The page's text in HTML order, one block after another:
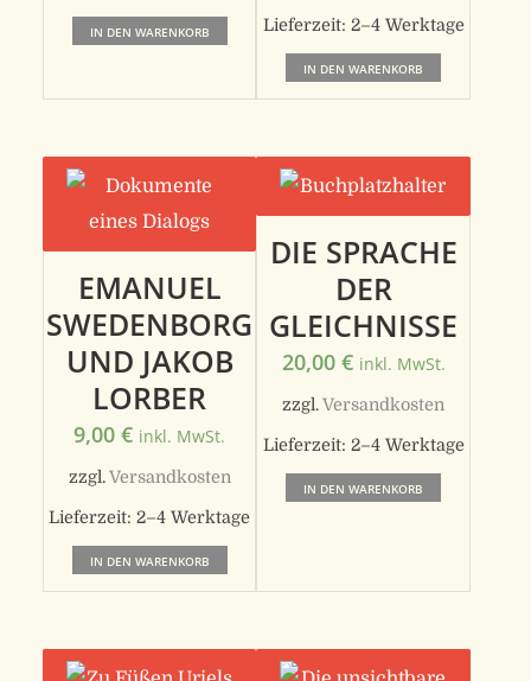
IN DEN WARENKORB Lieferzeit: 2–4 Werktage
IN DEN WARENKORB
EMANUEL
SWEDENBORG
UND JAKOB
LORBER
9,00€ inkl. MwSt.
zzgl.Versandkosten
Lieferzeit:2–4 Werktage
IN DEN WARENKORB
DIE SPRACHE
DER
GLEICHNISSE
20,00 € inkl. MwSt.
zzgl.Versandkosten
Lieferzeit: 2–4 Werktage
IN DEN WARENKORB